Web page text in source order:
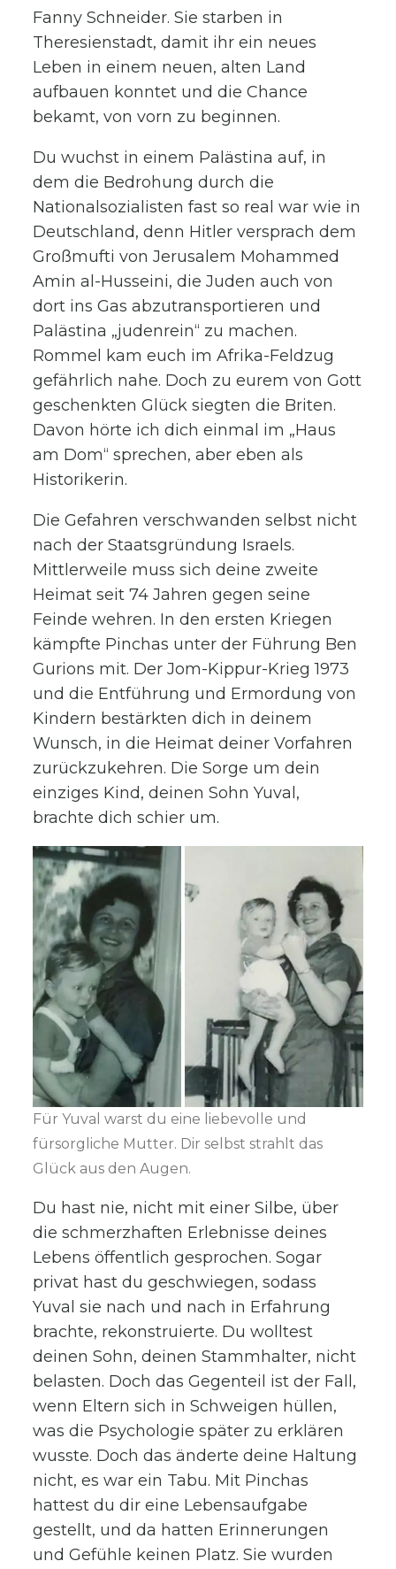
Fanny Schneider. Sie starben in
Theresienstadt, damit ihr ein neues
Leben in einem neuen, alten Land
aufbauen konntet und die Chance
bekamt, von vorn zu beginnen.
Du wuchst in einem Palästina auf, in
dem die Bedrohung durch die
Nationalsozialisten fast so real war wie in
Deutschland, denn Hitler versprach dem
Großmufti von Jerusalem Mohammed
Amin al-Husseini, die Juden auch von
dort ins Gas abzutransportieren und
Palästina „judenrein“ zu machen.
Rommel kam euch im Afrika-Feldzug
gefährlich nahe. Doch zu eurem von Gott
geschenkten Glück siegten die Briten.
Davon hörte ich dich einmal im „Haus
am Dom“ sprechen, aber eben als
Historikerin.
Die Gefahren verschwanden selbst nicht
nach der Staatsgründung Israels.
Mittlerweile muss sich deine zweite
Heimat seit 74 Jahren gegen seine
Feinde wehren. In den ersten Kriegen
kämpfte Pinchas unter der Führung Ben
Gurions mit. Der Jom-Kippur-Krieg 1973
und die Entführung und Ermordung von
Kindern bestärkten dich in deinem
Wunsch, in die Heimat deiner Vorfahren
zurückzukehren. Die Sorge um dein
einziges Kind, deinen Sohn Yuval,
brachte dich schier um.
Für Yuval warst du eine liebevolle und
fürsorgliche Mutter. Dir selbst strahlt das
Glück aus den Augen.
Du hast nie, nicht mit einer Silbe, über
die schmerzhaften Erlebnisse deines
Lebens öffentlich gesprochen. Sogar
privat hast du geschwiegen, sodass
Yuval sie nach und nach in Erfahrung
brachte, rekonstruierte. Du wolltest
deinen Sohn, deinen Stammhalter, nicht
belasten. Doch das Gegenteil ist der Fall,
wenn Eltern sich in Schweigen hüllen,
was die Psychologie später zu erklären
wusste. Doch das änderte deine Haltung
nicht, es war ein Tabu. Mit Pinchas
hattest du dir eine Lebensaufgabe
gestellt, und da hatten Erinnerungen
und Gefühle keinen Platz. Sie wurden